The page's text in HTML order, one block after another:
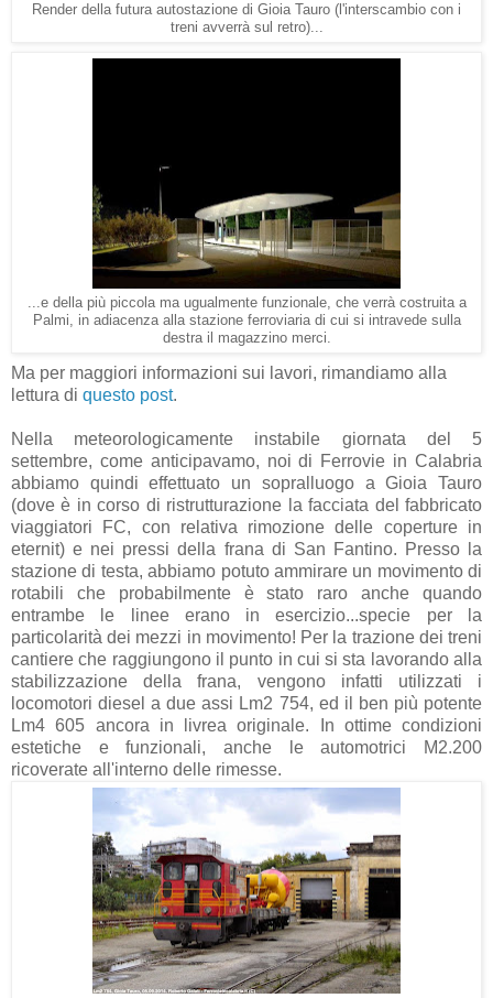
Render della futura autostazione di Gioia Tauro (l'interscambio con i
treni avverrà sul retro)...
...e della più piccola ma ugualmente funzionale, che verrà costruita a
Palmi, in adiacenza alla stazione ferroviaria di cui si intravede sulla
destra il magazzino merci.
Ma per maggiori informazioni sui lavori, rimandiamo alla
lettura di questo post.
Nella meteorologicamente instabile giornata del 5
settembre, come anticipavamo, noi di Ferrovie in Calabria
abbiamo quindi effettuato un sopralluogo a Gioia Tauro
(dove è in corso di ristrutturazione la facciata del fabbricato
viaggiatori FC, con relativa rimozione delle coperture in
eternit) e nei pressi della frana di San Fantino. Presso la
stazione di testa, abbiamo potuto ammirare un movimento di
rotabili che probabilmente è stato raro anche quando
entrambe le linee erano in esercizio...specie per la
particolarità dei mezzi in movimento! Per la trazione dei treni
cantiere che raggiungono il punto in cui si sta lavorando alla
stabilizzazione della frana, vengono infatti utilizzati i
locomotori diesel a due assi Lm2 754, ed il ben più potente
Lm4 605 ancora in livrea originale. In ottime condizioni
estetiche e funzionali, anche le automotrici M2.200
ricoverate all'interno delle rimesse.